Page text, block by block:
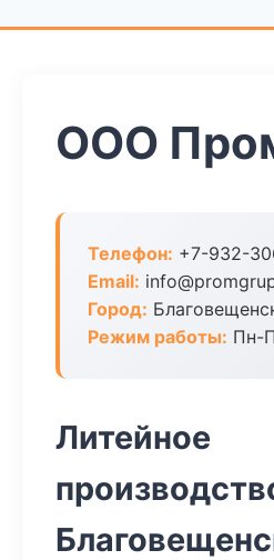
ООО
Телефон: +7-932-
Email:
Город:
Режим работы: Пн-
Литейное